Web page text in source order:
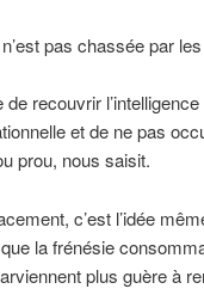
pas chassée par
recouvrir
et de ne pas
prou, nous saisit.
c’est l’idée
la frénésie
plus guère à